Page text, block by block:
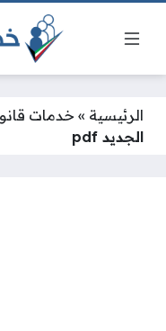
الرئيسية » خدمات
الجديد pdf